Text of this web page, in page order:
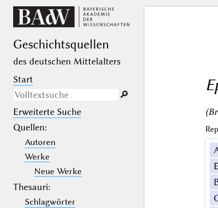
Geschichts­quellen
des deutschen Mittelalters
Start
Nur in Beschreibungs­texten
suchen
(der Unterstrich) ist Platzhalter für
genau ein Zeichen.
(das Prozentzeichen) ist Platzhalter
für kein, ein oder mehr als ein
Zeichen.
🔎︎
Erweiterte Suche
Quellen:
Autoren
Werke
Neue Werke
Thesauri:
Schlagwörter